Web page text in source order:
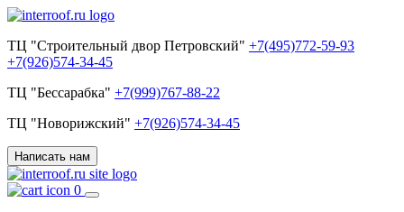
ТЦ "Строительный двор Петровский" +7(495)772-59-93
+7(926)574-34-45
ТЦ "Бессарабка" +7(999)767-88-22
ТЦ "Новорижский" +7(926)574-34-45
Написать нам
0